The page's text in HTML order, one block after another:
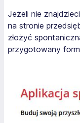
Jeżeli nie
na stronie
złożyć
przygotowany